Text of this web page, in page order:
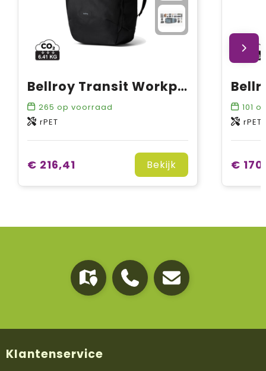
Bellroy Transit Workpack Pro 28L
265 op voorraad
rPET
€ 216,41 Bekijk
101
rPET
€
Klantenservice